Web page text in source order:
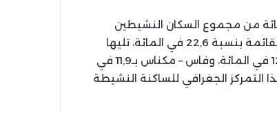
أن خمس جهات فقط تضم 72,3 في المائة من مجموع السكان النشيطين
البالغين 15 سنة فما فوق. وتتقدم جهة الدار البيضاء – سطات القائمة بنسبة 22,6 في المائة، تليها
الرباط – سلا – القنيطرة بـ13,4 في المائة، ثم مراكش – آسفي بـ12,9 في المائة، وفاس – مكناس بـ11,9 في
بـ11,6 في المائة. ويبرز هذا التمركز الجغرافي للساكنة النشيطة